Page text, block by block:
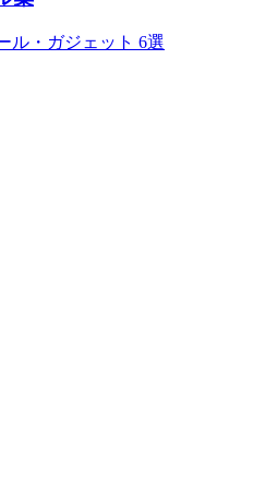
ル・ガジェット 6選